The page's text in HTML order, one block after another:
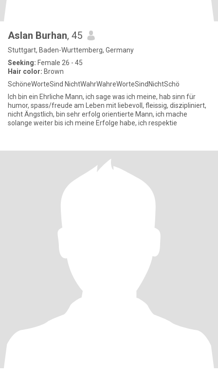
Aslan Burhan, 45
Stuttgart, Baden-Wurttemberg, Germany
Seeking: Female 26 - 45
Hair color: Brown
SchöneWorteSind NichtWahrWahreWorteSindNichtSchö
Ich bin ein Ehrliche Mann, ich sage was ich meine, hab sinn für
humor, spass/freude am Leben mit liebevoll, fleissig, diszipliniert,
nicht Ängstlich, bin sehr erfolg orientierte Mann, ich mache
solange weiter bis ich meine Erfolge habe, ich respektie